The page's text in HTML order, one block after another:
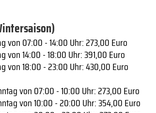
von 07:00 - 14:00 Uhr: 273,00 Euro
von 14:00 - 18:00 Uhr: 391,00 Euro
von 18:00 - 23:00 Uhr: 430,00 Euro
von 07:00 - 10:00 Uhr: 273,00 Euro
von 10:00 - 20:00 Uhr: 354,00 Euro